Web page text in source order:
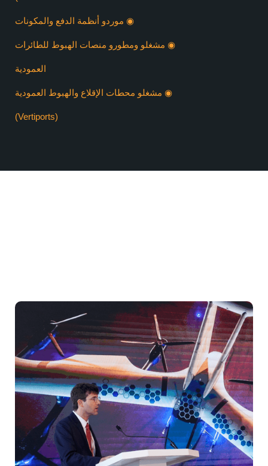
◉ موردو أنظمة الدفع والمكونات
◉ مشغلو ومطورو منصات الهبوط للطائرات
العمودية
◉ مشغلو محطات الإقلاع والهبوط العمودية
(Vertiports)